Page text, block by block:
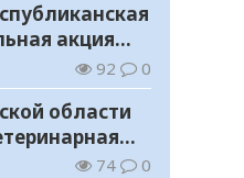
акция
92 0
области
74 0